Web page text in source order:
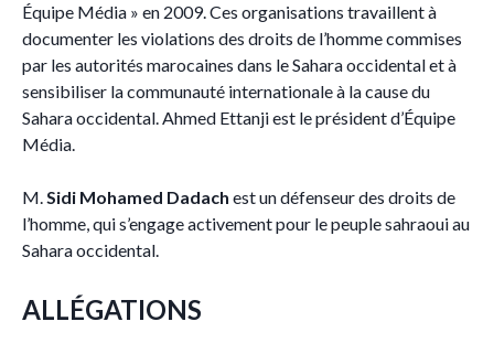
Équipe Média » en 2009. Ces organisations travaillent à
documenter les violations des droits de l’homme commises
par les autorités marocaines dans le Sahara occidental et à
sensibiliser la communauté internationale à la cause du
Sahara occidental. Ahmed Ettanji est le président d’Équipe
Média.
M.Sidi Mohamed Dadach est un défenseur des droits de
l’homme, qui s’engage activement pour le peuple sahraoui au
Sahara occidental.
ALLÉGATIONS